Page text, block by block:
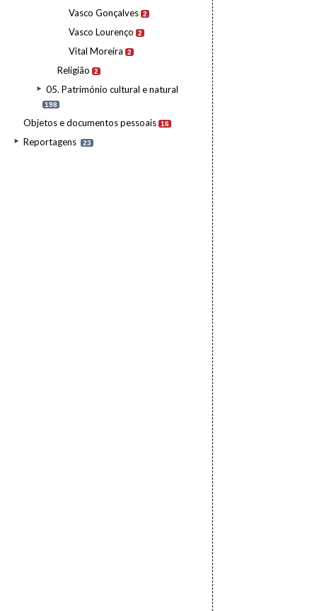
Vasco Gonçalves 2
Vasco Lourenço 2
Vital Moreira 2
Religião 2
05. Património cultural e natural
198
Objetos e documentos pessoais 16
Reportagens 23